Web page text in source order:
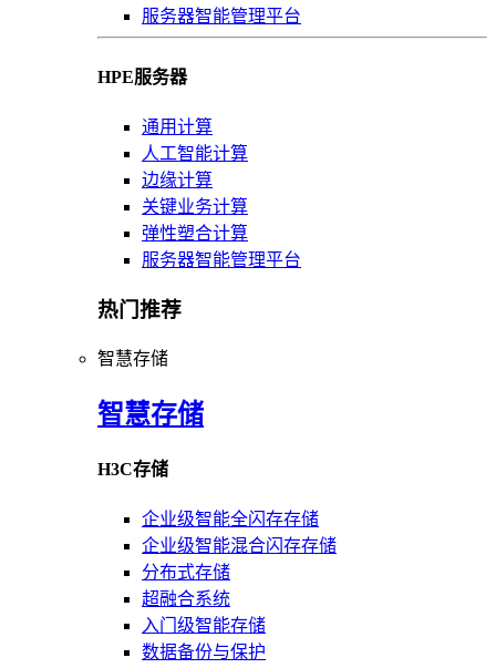
服务器智能管理平台
HPE服务器
通用计算
人工智能计算
边缘计算
关键业务计算
弹性塑合计算
服务器智能管理平台
热门推荐
智慧存储
智慧存储
H3C存储
企业级智能全闪存存储
企业级智能混合闪存存储
分布式存储
超融合系统
入门级智能存储
数据备份与保护